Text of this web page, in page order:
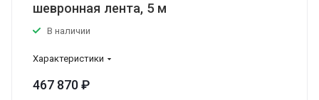
шевронная лента, 5 м
В наличии
Характеристики
467 870 ₽